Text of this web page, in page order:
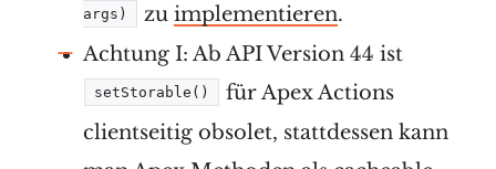
args) zu implementieren.
Achtung I: Ab API Version 44 ist
setStorable()
für Apex Actions
clientseitig obsolet, stattdessen kann